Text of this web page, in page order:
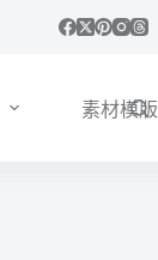
素材模版